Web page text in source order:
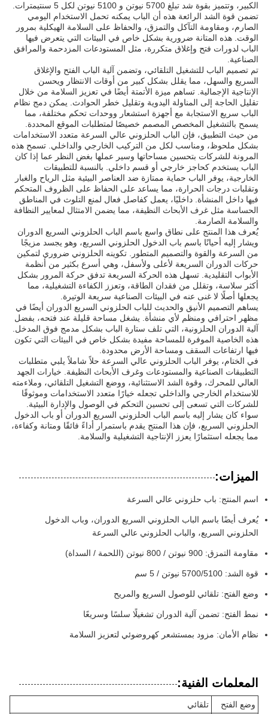
الكبير، وتتميز بقوة شد تبلغ 5700 نيوتن و 5100 نيوتن لكل 5 سنتيمترات.
تضمن قوة الشد الرائعة هذه أن الباب يمكنه تحمل الاستخدام اليومي
الصارم، ومقاومة التآكل والتمزق، والحفاظ على السلامة الهيكلية بمرور
الوقت. هذه المتانة ضرورية بشكل خاص في البيئات التي يتعرض فيها
الباب لدورات فتح وإغلاق متكررة، مثل المستودعات المزدحمة والمرافق
الصناعية.
تم تصميم الباب للتشغيل التلقائي، وتضمن آلية الباب الفتح والإغلاق
السريع والسهل، مما يقلل بشكل كبير من أوقات الانتظار ويحسن
الإنتاجية الإجمالية. تساهم ميزة الأتمتة أيضًا في تعزيز السلامة من خلال
تقليل الحاجة إلى المناولة اليدوية وتقليل خطر الحوادث. يمكن دمج نظام
الباب سريع الاستجابة مع أجهزة استشعار ووحدات تحكم مختلفة، مما
يسمح بالتشغيل المخصص المصمم خصيصًا لمتطلبات الموقع المحددة.
من حيث التطبيق، فإن الباب الحلزوني عالي السرعة متعدد الاستخدامات
بشكل ملحوظ، ومناسب لكل من التركيب الخارجي والداخلي. تسمح هذه
المرونة للشركات بتحسين مساحاتها وسير عملها بغض النظر عما إذا كان
الباب يستخدم كحاجز خارجي أو قسم داخلي. بالنسبة للتطبيقات
الخارجية، يوفر الباب حماية ممتازة ضد العناصر البيئية مثل الرياح والغبار
وتقلبات درجات الحرارة، مما يساعد على الحفاظ على الظروف المتحكم
فيها داخل المنشأة. داخليًا، يعمل كفاصل فعال لمنع التلوث في المناطق
الحساسة مثل غرف الأبحاث النظيفة، مما يضمن الامتثال لمعايير النظافة
والسلامة الصارمة.
يُعرف هذا المنتج على نطاق واسع باسم الباب الحلزوني السريع الدوران
ويشار إليه أحيانًا باسم باب الدخول الحلزوني السريع، وهو يجسد مزيجًا
من السرعة والقوة والتصميم المتطور. تكوينه الحلزوني ضروري لتمكين
حركات الدوران السريعة لأعلى ولأسفل، وهي أسرع بكثير من أنظمة
الأبواب التقليدية. تسهل هذه الحركة السريعة تدفق حركة المرور بشكل
أكثر سلاسة، وتقلل من فقدان الطاقة، وتعزز الكفاءة التشغيلية، مما
يجعلها أصلًا لا غنى عنه في البيئات الصناعية سريعة الوتيرة.
يساهم التصميم الأنيق والحديث للباب الحلزوني السريع الدوران أيضًا في
مظهر احترافي ومنظم لأي منشأة. يشغل مساحة قليلة عند فتحه، بفضل
آلية الدوران الحلزونية، التي تلف ستارة الباب بشكل مدمج فوق المدخل.
هذه الخاصية الموفرة للمساحة مفيدة بشكل خاص في البيئات التي تكون
فيها ارتفاعات السقف ومساحة الأرض محدودة.
في الختام، يوفر الباب الحلزوني عالي السرعة حلاً شاملاً يلبي متطلبات
التطبيقات الصناعية والمستودعات وغرف الأبحاث النظيفة. خيارات الجهد
العالي للمحرك، وقوة الشد الاستثنائية، ووضع التشغيل التلقائي، وملاءمته
للاستخدام الخارجي والداخلي تجعله خيارًا متعدد الاستخدامات وموثوقًا
للشركات التي تسعى إلى تحسين التحكم في الوصول والإدارة البيئية.
سواء كان يشار إليه باسم الباب الحلزوني السريع الدوران أو باب الدخول
الحلزوني السريع، فإن هذا المنتج يقدم باستمرار أداءً فائقًا ومتانة وكفاءة،
مما يجعله استثمارًا يعزز الإنتاجية التشغيلية والسلامة.
الميزات:
اسم المنتج: باب حلزوني عالي السرعة
يُعرف أيضًا باسم الباب الحلزوني السريع الدوران، وباب الدخول
الحلزوني السريع، والباب الحلزوني عالي السرعة
مقاومة التمزق: 900 نيوتن / 800 نيوتن (اللحمة / السداة)
قوة الشد: 5700/5100 نيوتن / 5 سم
وضع الفتح: تلقائي للوصول السريع والمريح
نمط الفتح: تضمن آلية الدوران تشغيلًا سلسًا وسريعًا
نظام الأمان: مزود بمستشعر كهروضوئي لتعزيز السلامة
المعلمات الفنية:
وضع الفتح تلقائي